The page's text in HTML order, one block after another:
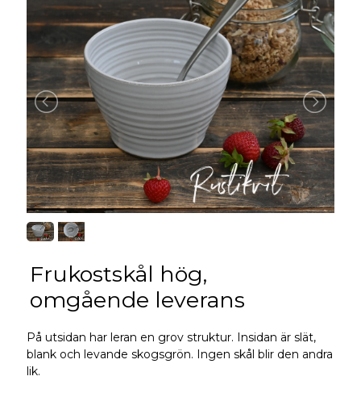
Frukostskål hög,
omgående leverans
På utsidan har leran en grov struktur. Insidan är slät,
blank och levande skogsgrön. Ingen skål blir den andra
lik.